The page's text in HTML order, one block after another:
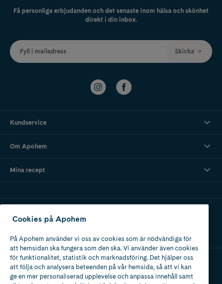
Få personliga erbjudanden och det senaste inom hälsa och skönhet
direkt i din inbox.
Fyll i mailadress Skicka
Kundservice
Om Apohem
Mina recept
Apotek med tillstånd
av Läkemedelsverket
Cookies på Apohem
På Apohem använder vi oss av cookies som är nödvändiga för
att hemsidan ska fungera som den ska. Vi använder även cookies
för funktionalitet, statistik och marknadsföring. Det hjälper oss
att följa och analysera beteenden på vår hemsida, så att vi kan
ge en mer personaliserad upplevelse och anpassa innehåll samt